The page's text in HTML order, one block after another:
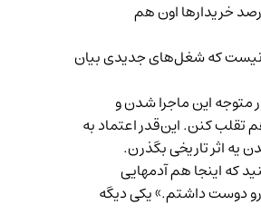
درصد آمریکایی‌ها می‌گن که بعضی‌وقتها یا همیشه نظر‌های آنلاین رو قبل از خرید می‌خونن. ولی فقط ۵۰ درصد خریدارها اون هم
فروش رو به همراه داره. پس عجیب نیست که شغل‌های جدیدی بیان
این ماجرا شدن و
هم تقلب کنن. این‌قدر اعتماد به
یه اثر تاریخی بگذرن.
که اینجا هم آدمهایی
دوست داشتم.» یکی دیگه